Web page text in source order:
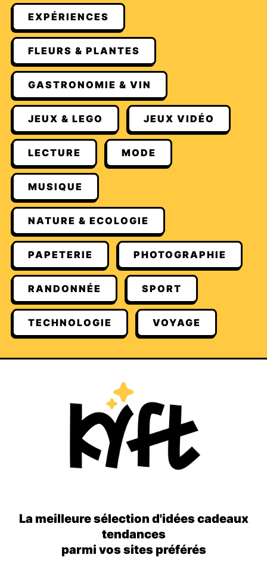
EXPÉRIENCES
FLEURS & PLANTES
GASTRONOMIE & VIN
JEUX & LEGO JEUX VIDÉO
LECTURE MODE
MUSIQUE
NATURE & ECOLOGIE
PAPETERIE PHOTOGRAPHIE
RANDONNÉE SPORT
TECHNOLOGIE VOYAGE
La meilleure sélection d'idées cadeaux
tendances
parmi vos sites préférés